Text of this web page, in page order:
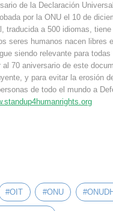
de la Declaración
por la ONU el 10 de
traducida a 500 idiomas, tiene
seres humanos nacen libres
siendo relevante para
70 aniversario de este
y para evitar la erosión
de todo el mundo a
#OIT #ONU #ONUDH